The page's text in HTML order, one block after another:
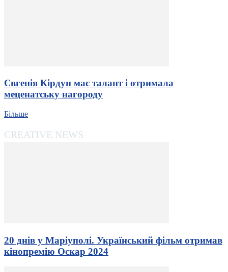
Євгенія Кірдун має талант і отримала
меценатську нагороду
Більше
CREATIVE NEWS
20 днів у Маріуполі. Український фільм отримав
кінопремію Оскар 2024